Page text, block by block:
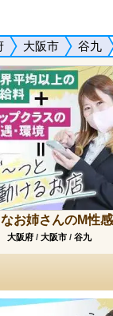
大阪市 谷九
お姉さんのM性
大阪府/ 大阪市/ 谷九